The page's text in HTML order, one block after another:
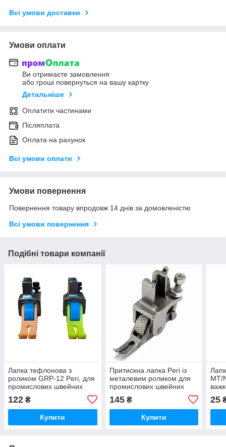
Всі умови доставки
Умови оплати
Ви отримаєте замовлення
або гроші повернуться на вашу картку
Детальніше
Оплатити частинами
Післяплата
Оплата на рахунок
Всі умови оплати
Умови повернення
Повернення товару впродовж 14 днів за домовленістю
Всі умови повернення
Подібні товари компанії
Лапка тефлонова з
роликом GRP-12 Peri, для
промислових швейних
матеріалів та шкіри оптом
(7141)
122 ₴
Купити
Притискна лапка Peri із
металевим роликом для
промислових швейних
оптом (6731)
145₴
Купити
MT/
25